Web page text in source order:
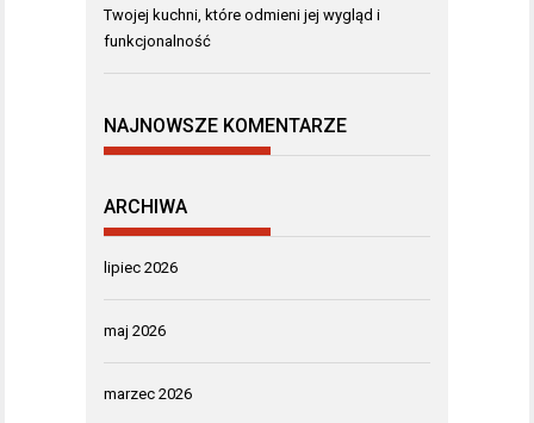
Twojej kuchni, które odmieni jej wygląd i
funkcjonalność
NAJNOWSZE KOMENTARZE
ARCHIWA
lipiec 2026
maj 2026
marzec 2026